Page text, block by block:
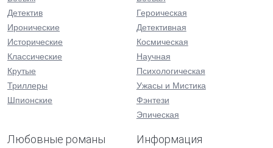
Детектив
Иронические
Исторические
Классические
Крутые
Триллеры
Шпионские
Героическая
Детективная
Космическая
Научная
Психологическая
Ужасы и Мистика
Фэнтези
Эпическая
Любовные романы Информация